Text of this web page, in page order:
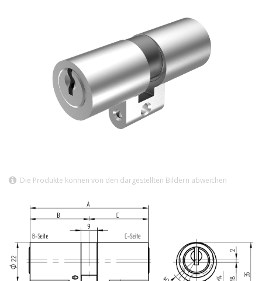
Die Produkte können von den dargestellten Bildern abweichen